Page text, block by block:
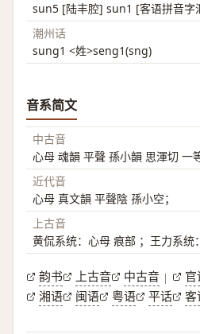
sun5 [陆丰腔] sun1 [客语拼音字
潮州话
sung1 <姓>seng1(sng)
音系简文
中古音
心母 魂韻 平聲 孫小韻 思渾切 一
近代音
心母 真文韻 平聲陰 孫小空；
上古音
黄侃系统：心母 痕部 ；王力系统
韵书 上古音 中古音 | 官
湘语
闽语 粤语 平话 客